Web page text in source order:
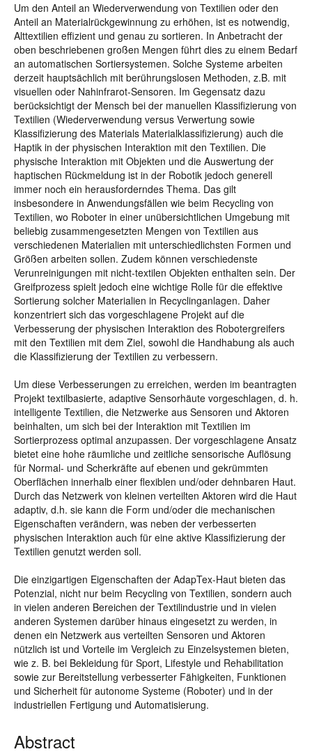
Um den Anteil an Wiederverwendung von Textilien oder den
Anteil an Materialrückgewinnung zu erhöhen, ist es notwendig,
Alttextilien effizient und genau zu sortieren. In Anbetracht der
oben beschriebenen großen Mengen führt dies zu einem Bedarf
an automatischen Sortiersystemen. Solche Systeme arbeiten
derzeit hauptsächlich mit berührungslosen Methoden, z.B. mit
visuellen oder Nahinfrarot-Sensoren. Im Gegensatz dazu
berücksichtigt der Mensch bei der manuellen Klassifizierung von
Textilien (Wiederverwendung versus Verwertung sowie
Klassifizierung des Materials Materialklassifizierung) auch die
Haptik in der physischen Interaktion mit den Textilien. Die
physische Interaktion mit Objekten und die Auswertung der
haptischen Rückmeldung ist in der Robotik jedoch generell
immer noch ein herausforderndes Thema. Das gilt
insbesondere in Anwendungsfällen wie beim Recycling von
Textilien, wo Roboter in einer unübersichtlichen Umgebung mit
beliebig zusammengesetzten Mengen von Textilien aus
verschiedenen Materialien mit unterschiedlichsten Formen und
Größen arbeiten sollen. Zudem können verschiedenste
Verunreinigungen mit nicht-textilen Objekten enthalten sein. Der
Greifprozess spielt jedoch eine wichtige Rolle für die effektive
Sortierung solcher Materialien in Recyclinganlagen. Daher
konzentriert sich das vorgeschlagene Projekt auf die
Verbesserung der physischen Interaktion des Robotergreifers
mit den Textilien mit dem Ziel, sowohl die Handhabung als auch
die Klassifizierung der Textilien zu verbessern.
Um diese Verbesserungen zu erreichen, werden im beantragten
Projekt textilbasierte, adaptive Sensorhäute vorgeschlagen, d. h.
intelligente Textilien, die Netzwerke aus Sensoren und Aktoren
beinhalten, um sich bei der Interaktion mit Textilien im
Sortierprozess optimal anzupassen. Der vorgeschlagene Ansatz
bietet eine hohe räumliche und zeitliche sensorische Auflösung
für Normal- und Scherkräfte auf ebenen und gekrümmten
Oberflächen innerhalb einer flexiblen und/oder dehnbaren Haut.
Durch das Netzwerk von kleinen verteilten Aktoren wird die Haut
adaptiv, d.h. sie kann die Form und/oder die mechanischen
Eigenschaften verändern, was neben der verbesserten
physischen Interaktion auch für eine aktive Klassifizierung der
Textilien genutzt werden soll.
Die einzigartigen Eigenschaften der AdapTex-Haut bieten das
Potenzial, nicht nur beim Recycling von Textilien, sondern auch
in vielen anderen Bereichen der Textilindustrie und in vielen
anderen Systemen darüber hinaus eingesetzt zu werden, in
denen ein Netzwerk aus verteilten Sensoren und Aktoren
nützlich ist und Vorteile im Vergleich zu Einzelsystemen bieten,
wie z. B. bei Bekleidung für Sport, Lifestyle und Rehabilitation
sowie zur Bereitstellung verbesserter Fähigkeiten, Funktionen
und Sicherheit für autonome Systeme (Roboter) und in der
industriellen Fertigung und Automatisierung.
Abstract